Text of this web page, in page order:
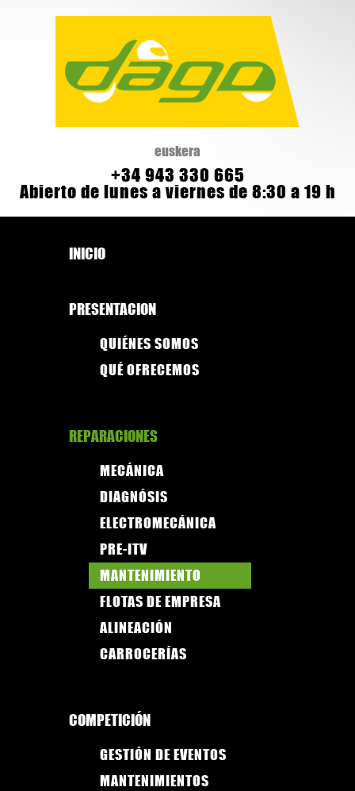
euskera
+34 943 330 665
Abierto de lunes a viernes de 8:30 a 19 h
INICIO
PRESENTACION
QUIÉNES SOMOS
QUÉ OFRECEMOS
REPARACIONES
MECÁNICA
DIAGNÓSIS
ELECTROMECÁNICA
PRE-ITV
MANTENIMIENTO
FLOTAS DE EMPRESA
ALINEACIÓN
CARROCERÍAS
COMPETICIÓN
GESTIÓN DE EVENTOS
MANTENIMIENTOS